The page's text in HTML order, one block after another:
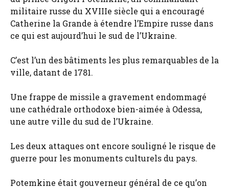
militaire russe du XVIIIe siècle qui a encouragé
Catherine la Grande à étendre l’Empire russe dans
ce qui est aujourd’hui le sud de l’Ukraine.
C’est l’un des bâtiments les plus remarquables de la
ville, datant de 1781.
Une frappe de missile a gravement endommagé
une cathédrale orthodoxe bien-aimée à Odessa,
une autre ville du sud de l’Ukraine.
Les deux attaques ont encore souligné le risque de
guerre pour les monuments culturels du pays.
Potemkine était gouverneur général de ce qu’on